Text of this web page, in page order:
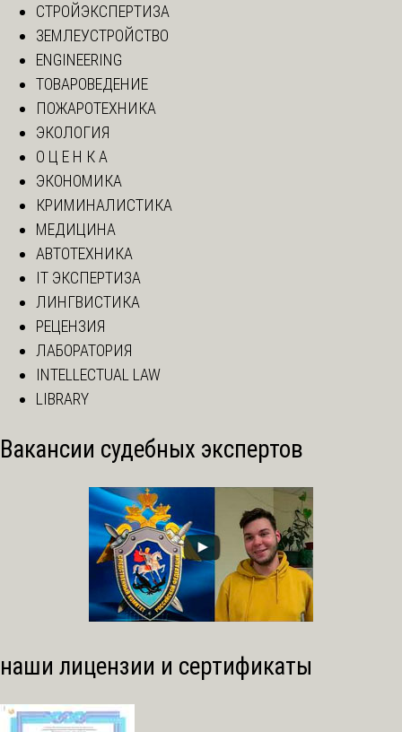
СТРОЙЭКСПЕРТИЗА
ЗЕМЛЕУСТРОЙСТВО
ENGINEERING
ТОВАРОВЕДЕНИЕ
ПОЖАРОТЕХНИКА
ЭКОЛОГИЯ
О Ц Е Н К А
ЭКОНОМИКА
КРИМИНАЛИСТИКА
МЕДИЦИНА
АВТОТЕХНИКА
IT ЭКСПЕРТИЗА
ЛИНГВИСТИКА
РЕЦЕНЗИЯ
ЛАБОРАТОРИЯ
INTELLECTUAL LAW
LIBRARY
Вакансии судебных экспертов
наши лицензии и сертификаты